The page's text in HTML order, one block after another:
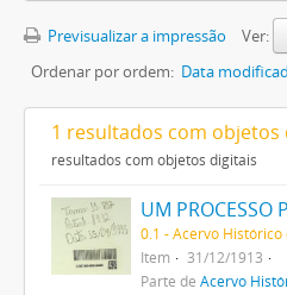
Previsualizar a impressão
Ver:
Ordenar por ordem: Data
1 resultados com objetos
resultados com objetos digitais
0.1 - Acervo
Item
31/12/1913
Parte de Acervo